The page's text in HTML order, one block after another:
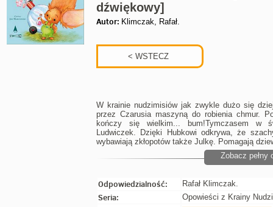
dźwiękowy]
Autor: Klimczak, Rafał.
W krainie nudzimisiów jak zwykle dużo się
przez Czarusia maszyną do robienia chmur.
kończy się wielkim... bum!Tymczasem w
Ludwiczek. Dzięki Hubkowi odkrywa, że
wybawiają zkłopotów także Julkę. Pomagają
Zobacz pełny
Odpowiedzialność: Rafał Klimczak.
Seria: Opowieści z Krainy